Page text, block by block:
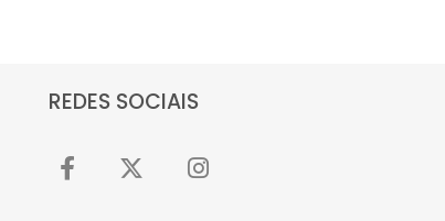
REDES SOCIAIS